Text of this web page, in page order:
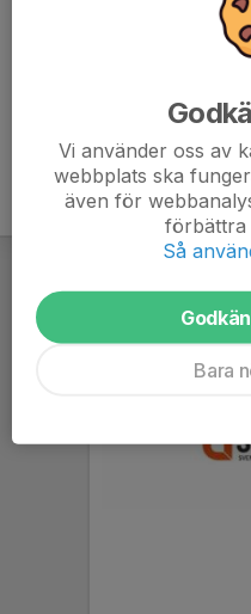
Vi använder oss av
webbplats ska
även för
förbättra
Så
Bara